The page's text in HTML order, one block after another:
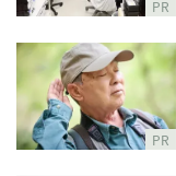
PR
PR